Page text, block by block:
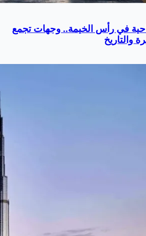
في رأس الخيمة.. وجهات تجمع
والتاريخ